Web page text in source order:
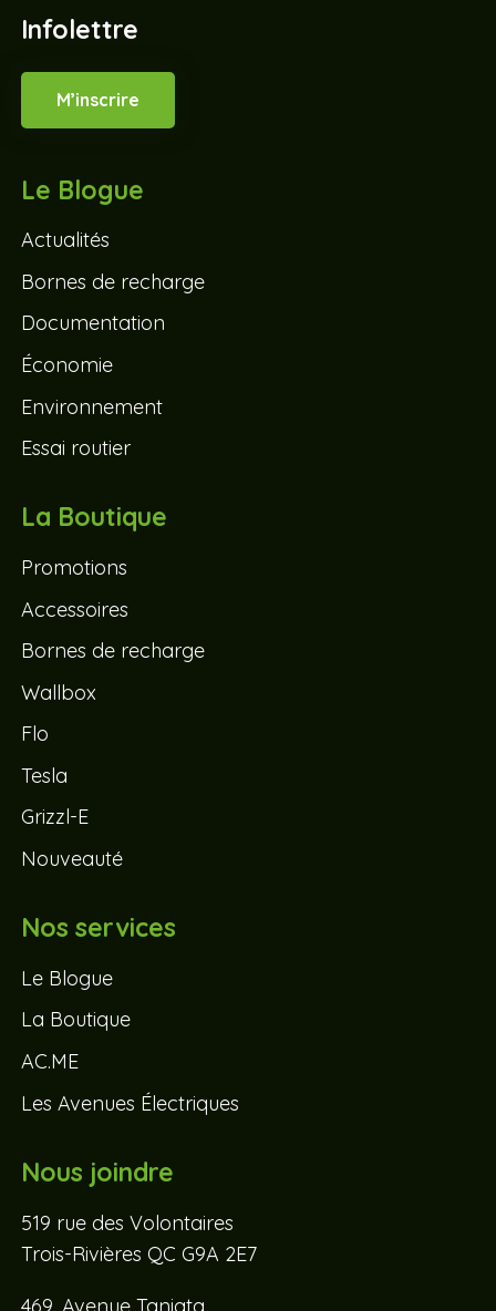
Infolettre
M’inscrire
Le Blogue
Actualités
Bornes de recharge
Documentation
Économie
Environnement
Essai routier
La Boutique
Promotions
Accessoires
Bornes de recharge
Wallbox
Flo
Tesla
Grizzl-E
Nouveauté
Nos services
Le Blogue
La Boutique
AC.ME
Les Avenues Électriques
Nous joindre
519 rue des Volontaires
Trois-Rivières QC G9A 2E7
469, Avenue Taniata,